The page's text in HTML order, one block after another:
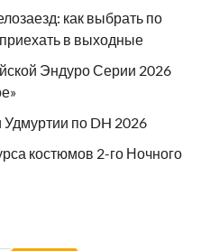
как выбрать по
приехать в выходные
Эндуро Серии 2026
по DH 2026
костюмов 2-го Ночного